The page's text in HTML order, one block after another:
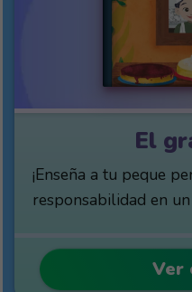
El
¡Enseña a tu peque
responsabilidad en
Ver